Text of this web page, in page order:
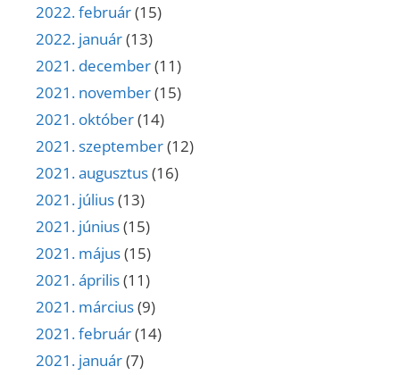
2022. február(15)
2022. január(13)
2021. december(11)
2021. november(15)
2021. október(14)
2021. szeptember(12)
2021. augusztus(16)
2021. július(13)
2021. június(15)
2021. május(15)
2021. április(11)
2021. március(9)
2021. február(14)
2021. január(7)